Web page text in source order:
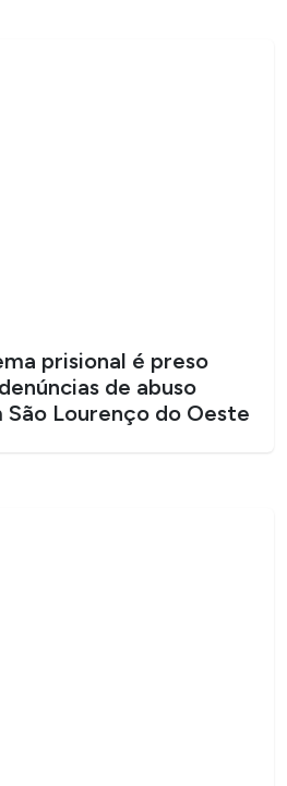
prisional é preso
de abuso
Lourenço do Oeste